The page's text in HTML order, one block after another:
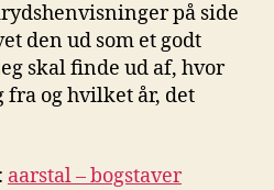
på side
den ud som et godt
skal finde ud af, hvor
og hvilket år, det
aarstal – bogstaver